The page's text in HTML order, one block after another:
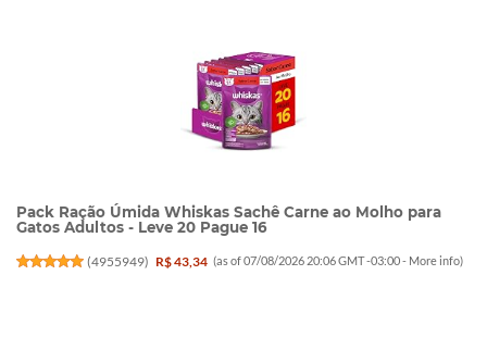
Pack Ração Úmida Whiskas Sachê Carne ao Molho para
Gatos Adultos - Leve 20 Pague 16
(4955949) R$ 43,34 (as of 07/08/2026 20:06 GMT -03:00 - More info)